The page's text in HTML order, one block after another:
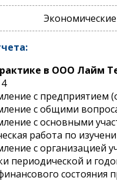
в ООО Лайм
с предприятием
с общими
с основными
работа по
с организацией
периодической и
состояния